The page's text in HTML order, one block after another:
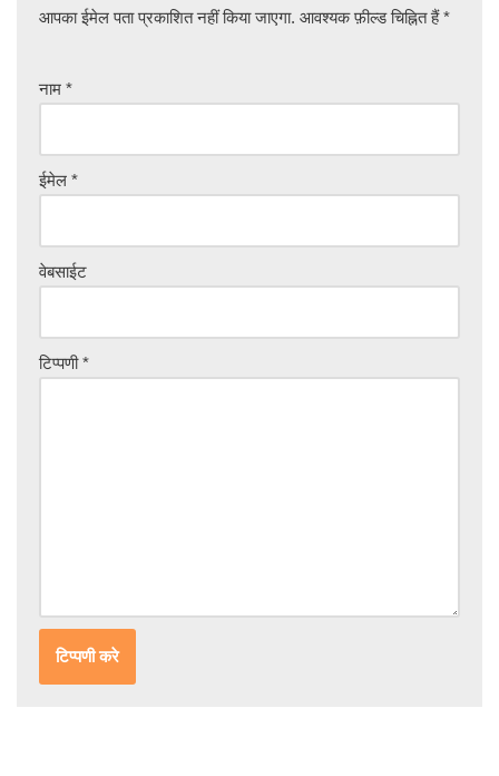
आपका ईमेल पता प्रकाशित नहीं किया जाएगा. आवश्यक फ़ील्ड चिह्नित हैं*
नाम *
ईमेल *
वेबसाईट
टिप्पणी*